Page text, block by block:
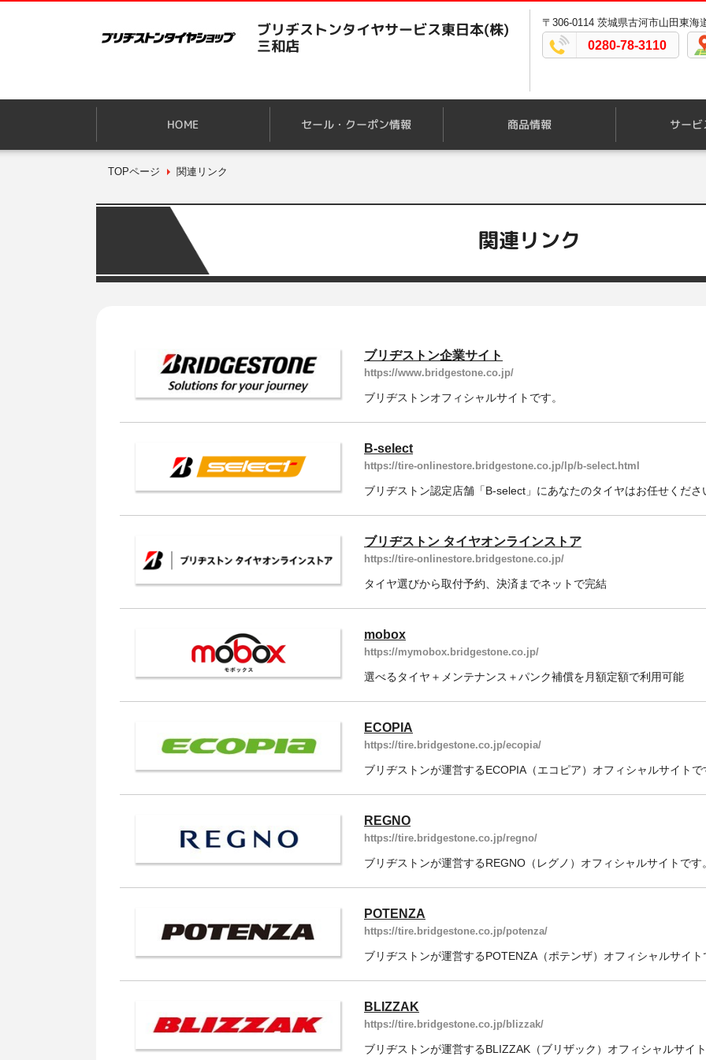
ブリヂストンタイヤサービス東日本(株)
三和店
〒306-0114 茨城県古河市山田東海
0280-78-3110
HOME セール・クーポン情報 商品情報 サー
TOPページ 関連リンク
関連リンク
ブリヂストン企業サイト
https://www.bridgestone.co.jp/
ブリヂストンオフィシャルサイトです。
B-select
https://tire-onlinestore.bridgestone.co.jp/lp/b-select.html
ブリヂストン認定店舗「B-select」にあなたのタイヤはお任せくださ
ブリヂストン タイヤオンラインストア
https://tire-onlinestore.bridgestone.co.jp/
タイヤ選びから取付予約、決済までネットで完結
mobox
https://mymobox.bridgestone.co.jp/
選べるタイヤ＋メンテナンス＋パンク補償を月額定額で利用可能
ECOPIA
https://tire.bridgestone.co.jp/ecopia/
ブリヂストンが運営するECOPIA（エコピア）オフィシャルサイトで
REGNO
https://tire.bridgestone.co.jp/regno/
ブリヂストンが運営するREGNO（レグノ）オフィシャルサイトです
POTENZA
https://tire.bridgestone.co.jp/potenza/
ブリヂストンが運営するPOTENZA（ポテンザ）オフィシャルサイト
BLIZZAK
https://tire.bridgestone.co.jp/blizzak/
ブリヂストンが運営するBLIZZAK（ブリザック）オフィシャルサイ